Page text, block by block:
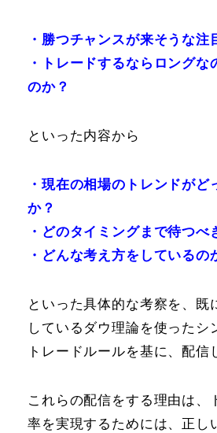
・勝つチャンスが来そうな注
・トレードするならロングな
のか？
といった内容から
・現在の相場のトレンドがど
か？
・どのタイミングまで待つべ
・どんな考え方をしているの
といった具体的な考察を、既
しているダウ理論を使ったシ
トレードルールを基に、配信
これらの配信をする理由は、
率を実現するためには、正し